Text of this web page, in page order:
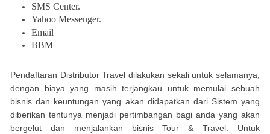
SMS Center.
Yahoo Messenger.
Email
BBM
Pendaftaran Distributor Travel dilakukan sekali untuk selamanya,
dengan biaya yang masih terjangkau untuk memulai sebuah
bisnis dan keuntungan yang akan didapatkan dari Sistem yang
diberikan tentunya menjadi pertimbangan bagi anda yang akan
bergelut dan menjalankan bisnis Tour & Travel. Untuk